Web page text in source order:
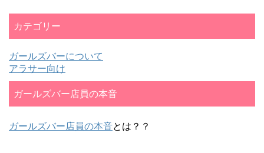
カテゴリー
ガールズバーについて
アラサー向け
ガールズバー店員の本音
ガールズバー店員の本音とは？？